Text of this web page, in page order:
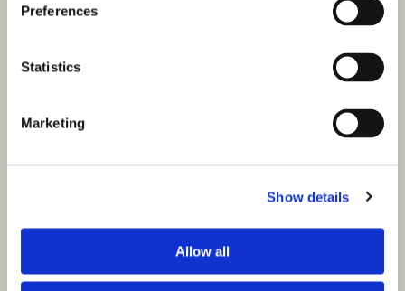
Preferences
Statistics
Marketing
Show details
Allow all
525.000,00 €
Žaborić, Penthouse mit wunderschönem Meerblick
Größe (m²) : 141,80 M²
Zimmer : 2